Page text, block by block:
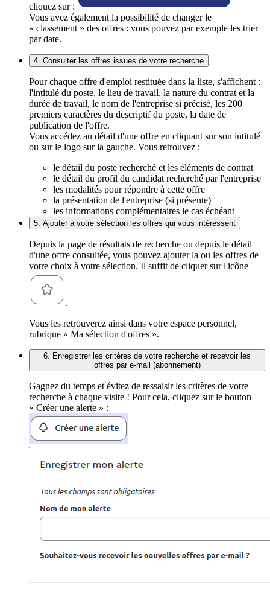
cliquez sur :
Vous avez également la possibilité de changer le
« classement » des offres : vous pouvez par exemple les trier
par date.
4. Consulter les offres issues de votre recherche
Pour chaque offre d'emploi restituée dans la liste, s'affichent :
l'intitulé du poste, le lieu de travail, la nature du contrat et la
durée de travail, le nom de l'entreprise si précisé, les 200
premiers caractères du descriptif du poste, la date de
publication de l'offre.
Vous accédez au détail d'une offre en cliquant sur son intitulé
ou sur le logo sur la gauche. Vous retrouvez :
le détail du poste recherché et les éléments de contrat
le détail du profil du candidat recherché par l'entreprise
les modalités pour répondre à cette offre
la présentation de l'entreprise (si présente)
les informations complémentaires le cas échéant
5. Ajouter à votre sélection les offres qui vous intéressent
Depuis la page de résultats de recherche ou depuis le détail
d'une offre consultée, vous pouvez ajouter la ou les offres de
votre choix à votre sélection. Il suffit de cliquer sur l'icône
.
Vous les retrouverez ainsi dans votre espace personnel,
rubrique « Ma sélection d'offres ».
6. Enregistrer les critères de votre recherche et recevoir les
offres par e-mail (abonnement)
Gagnez du temps et évitez de ressaisir les critères de votre
recherche à chaque visite ! Pour cela, cliquez sur le bouton
« Créer une alerte » :